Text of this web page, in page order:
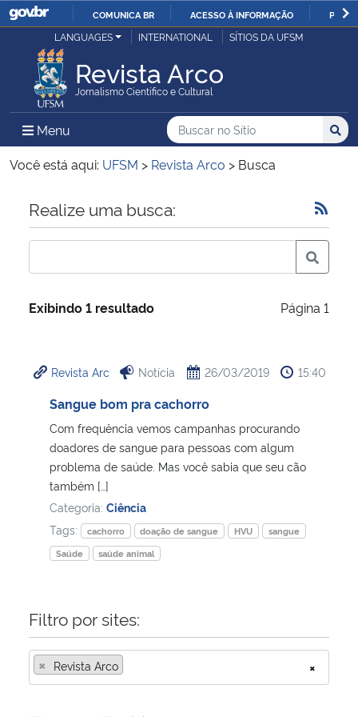
IR
O
COMUNICA BR ACESSO À INFORMAÇÃO
Ministério da Justiça e Segurança Pública
Ministério da Defesa
Ministério das Relações Exteriores
Ministério da Economia
Ministério da Infraestrutura
Ministério da Cidadania
Ministério da Saúde
Ministério de Minas e Energia
Ministério do Meio Ambiente
Ministério do Desenvolvimento Regional
Controladoria-Geral da União
LANGUAGES INTERNATIONAL SÍTIOS DA UFSM
Revista Arco
Jornalismo Científico e Cultural
Menu Menu Principal do Sítio
Busca
Buscar no no Sítio
Busca:
Você está aqui: UFSM > Revista Arco > Busca
Início do conteúdo
Realize uma busca:
Exibindo 1 resultado Página 1
Revista Arc Notícia 26/03/2019 15:40
Sangue bom pra cachorro
Com frequência vemos campanhas procurando
doadores de sangue para pessoas com algum
problema de saúde. Mas você sabia que seu cão
também […]
Categoria: Ciência
Tags:
cachorro doação de sangue HVU
sangue
Saúde
saúde animal
Filtro por sites:
×
× Revista Arco